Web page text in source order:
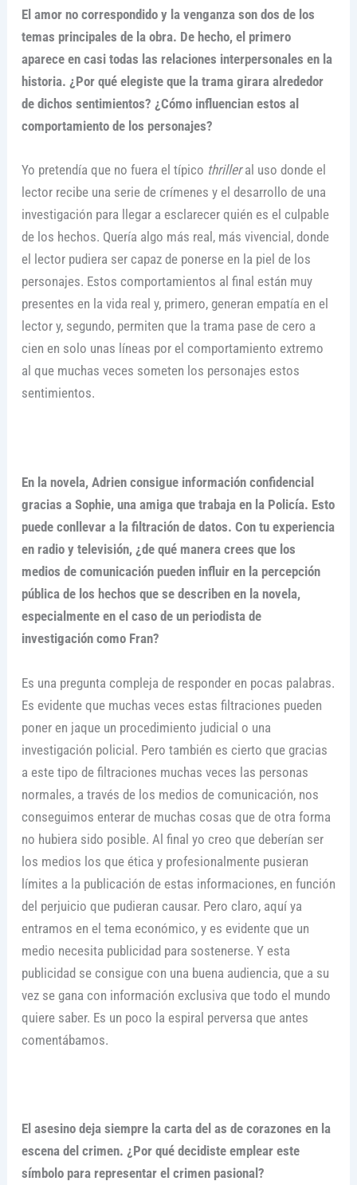
El amor no correspondido y la venganza son dos de los
temas principales de la obra. De hecho, el primero
aparece en casi todas las relaciones interpersonales en la
historia. ¿Por qué elegiste que la trama girara alrededor
de dichos sentimientos? ¿Cómo influencian estos al
comportamiento de los personajes?
Yo pretendía que no fuera el típico thrilleral uso donde el
lector recibe una serie de crímenes y el desarrollo de una
investigación para llegar a esclarecer quién es el culpable
de los hechos. Quería algo más real, más vivencial, donde
el lector pudiera ser capaz de ponerse en la piel de los
personajes. Estos comportamientos al final están muy
presentes en la vida real y, primero, generan empatía en el
lector y, segundo, permiten que la trama pase de cero a
cien en solo unas líneas por el comportamiento extremo
al que muchas veces someten los personajes estos
sentimientos.
Enla novela, Adrien consigue información confidencial
gracias a Sophie, una amiga que trabaja en la Policía. Esto
puede conllevar a la filtración de datos. Con tu experiencia
en radio y televisión, ¿de qué manera crees que los
medios de comunicación pueden influir en la percepción
pública de los hechos que se describen en la novela,
especialmente en el caso de un periodista de
investigación como Fran?
Es una pregunta compleja de responder en pocas palabras.
Es evidente que muchas veces estas filtraciones pueden
poner en jaque un procedimiento judicial o una
investigación policial. Pero también es cierto que gracias
a este tipo de filtraciones muchas veces las personas
normales, a través de los medios de comunicación, nos
conseguimos enterar de muchas cosas que de otra forma
no hubiera sido posible. Al final yo creo que deberían ser
los medios los que ética y profesionalmente pusieran
límites a la publicación de estas informaciones, en función
del perjuicio que pudieran causar. Pero claro, aquí ya
entramos en el tema económico, y es evidente que un
medio necesita publicidad para sostenerse. Y esta
publicidad se consigue con una buena audiencia, que a su
vez se gana con información exclusiva que todo el mundo
quiere saber. Es un poco la espiral perversa que antes
comentábamos.
El asesino deja siempre la carta del as de corazones en la
escena del crimen. ¿Por qué decidiste emplear este
símbolo para representar el crimen pasional?